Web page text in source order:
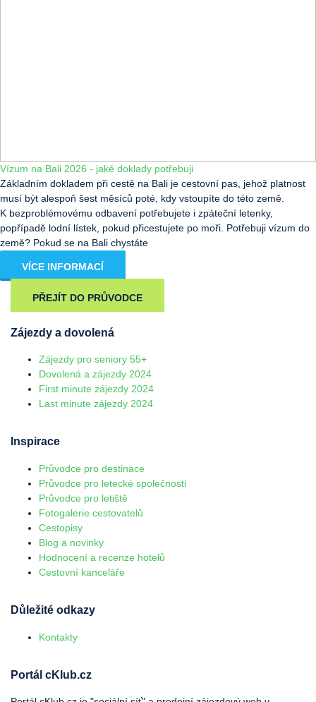
Vízum na Bali 2026 - jaké doklady potřebuji
Základním dokladem při cestě na Bali je cestovní pas, jehož platnost
musí být alespoň šest měsíců poté, kdy vstoupíte do této země.
K bezproblémovému odbavení potřebujete i zpáteční letenky,
popřípadě lodní lístek, pokud přicestujete po moři. Potřebuji vízum do
země? Pokud se na Bali chystáte
VÍCE INFORMACÍ
PŘEJÍT DO PRŮVODCE
Zájezdy a dovolená
Zájezdy pro seniory 55+
Dovolená a zájezdy 2024
First minute zájezdy 2024
Last minute zájezdy 2024
Inspirace
Průvodce pro destinace
Průvodce pro letecké společnosti
Průvodce pro letiště
Fotogalerie cestovatelů
Cestopisy
Blog a novinky
Hodnocení a recenze hotelů
Cestovní kanceláře
Důležité odkazy
Kontakty
Portál cKlub.cz